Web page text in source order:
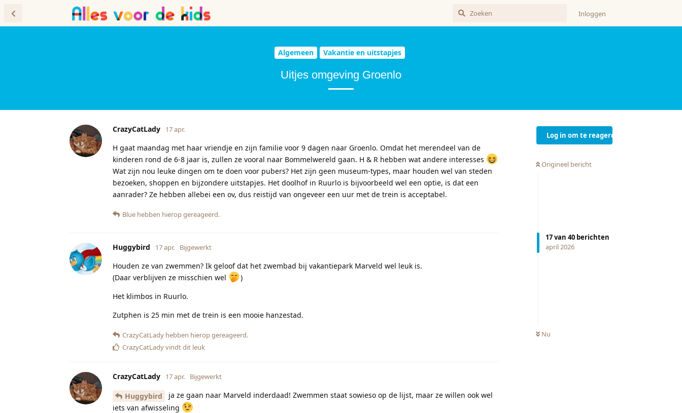
Blog Inloggen
Algemeen Vakantie en uitstapjes
Uitjes omgeving Groenlo
Log in om te reageren
Origineel bericht
17van 40 berichten
april 2026
Nu
CrazyCatLady 17 apr.
H gaat maandag met haar vriendje en zijn familie voor 9 dagen naar Groenlo. Omdat het merendeel van de
kinderen rond de 6-8 jaar is, zullen ze vooral naar Bommelwereld gaan. H & R hebben wat andere interesses
Wat zijn nou leuke dingen om te doen voor pubers? Het zijn geen museum-types, maar houden wel van steden
bezoeken, shoppen en bijzondere uitstapjes. Het doolhof in Ruurlo is bijvoorbeeld wel een optie, is dat een
aanrader? Ze hebben allebei een ov, dus reistijd van ongeveer een uur met de trein is acceptabel.
Blue hebben hierop gereageerd.
Huggybird 17 apr. Bijgewerkt
Houden ze van zwemmen? Ik geloof dat het zwembad bij vakantiepark Marveld wel leuk is.
(Daar verblijven ze misschien wel
)
Het klimbos in Ruurlo.
Zutphen is 25 min met de trein is een mooie hanzestad.
CrazyCatLady hebben hierop gereageerd.
CrazyCatLadyvindt dit leuk
CrazyCatLady 17 apr. Bijgewerkt
Huggybird
ja ze gaan naar Marveld inderdaad! Zwemmen staat sowieso op de lijst, maar ze willen ook wel
iets van afwisseling